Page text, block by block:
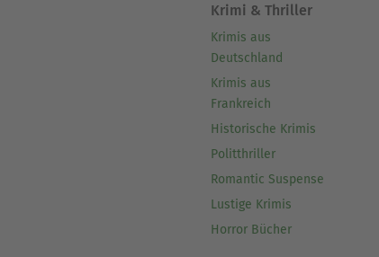
Krimi & Thriller
Krimis aus
Deutschland
Krimis aus
Frankreich
Historische Krimis
Politthriller
Romantic Suspense
Lustige Krimis
Horror Bücher